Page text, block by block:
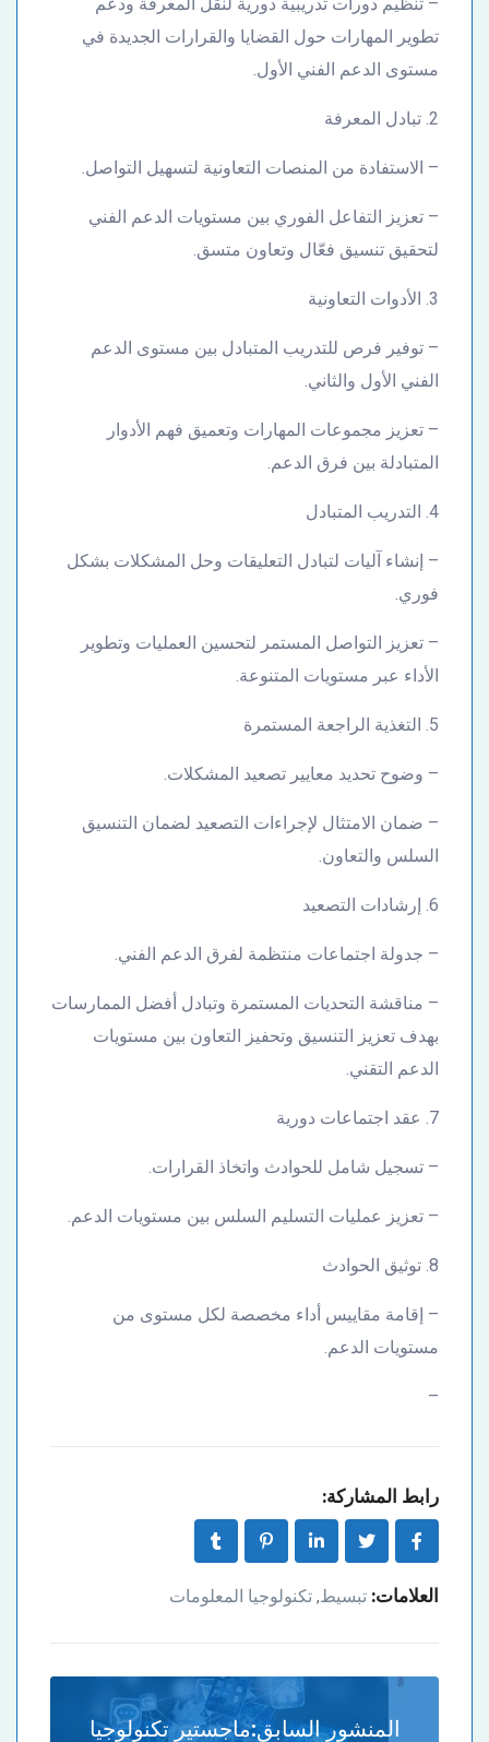
تطوير المهارات حول القضايا والقرارات الجديدة في
مستوى الدعم الفني الأول.
2. تبادل المعرفة
– الاستفادة من المنصات التعاونية لتسهيل التواصل.
– تعزيز التفاعل الفوري بين مستويات الدعم الفني
لتحقيق تنسيق فعّال وتعاون متسق.
3. الأدوات التعاونية
– توفير فرص للتدريب المتبادل بين مستوى الدعم
الفني الأول والثاني.
– تعزيز مجموعات المهارات وتعميق فهم الأدوار
المتبادلة بين فرق الدعم.
4. التدريب المتبادل
– إنشاء آليات لتبادل التعليقات وحل المشكلات بشكل
فوري.
– تعزيز التواصل المستمر لتحسين العمليات وتطوير
الأداء عبر مستويات المتنوعة.
5. التغذية الراجعة المستمرة
– وضوح تحديد معايير تصعيد المشكلات.
– ضمان الامتثال لإجراءات التصعيد لضمان التنسيق
السلس والتعاون.
6. إرشادات التصعيد
– جدولة اجتماعات منتظمة لفرق الدعم الفني.
– مناقشة التحديات المستمرة وتبادل أفضل الممارسات
بهدف تعزيز التنسيق وتحفيز التعاون بين مستويات
الدعم التقني.
7. عقد اجتماعات دورية
– تسجيل شامل للحوادث واتخاذ القرارات.
– تعزيز عمليات التسليم السلس بين مستويات الدعم.
8. توثيق الحوادث
– إقامة مقاييس أداء مخصصة لكل مستوى من
مستويات الدعم.
–
رابط المشاركة:
العلامات: تبسيط, تكنولوجيا المعلومات
المنشور السابق:ماجستير تكنولوجيا